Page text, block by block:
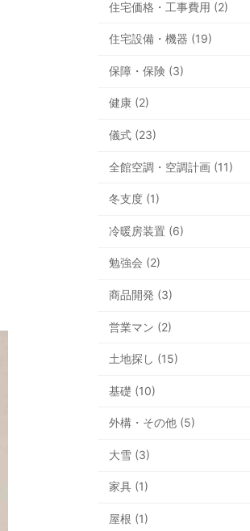
住宅価格・工事費用 (2)
住宅設備・機器 (19)
保障・保険 (3)
健康 (2)
儀式 (23)
全館空調・空調計画 (11)
冬支度 (1)
冷暖房装置 (6)
勉強会 (2)
商品開発 (3)
営業マン (2)
土地探し (15)
基礎 (10)
外構・その他 (5)
大雪 (3)
家具 (1)
屋根 (1)